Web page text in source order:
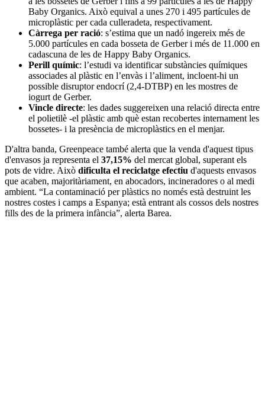
Baby Organics. Això equival a unes 270 i 495 partícules de
microplàstic per cada culleradeta, respectivament.
Càrrega per ració: s’estima que un nadó ingereix més de
5.000 partícules en cada bosseta de Gerber i més de 11.000 en
cadascuna de les de Happy Baby Organics.
Perill químic: l’estudi va identificar substàncies químiques
associades al plàstic en l’envàs i l’aliment, incloent-hi un
possible disruptor endocrí (2,4-DTBP) en les mostres de
iogurt de Gerber.
Vincle directe: les dades suggereixen una relació directa entre
el polietilè -el plàstic amb què estan recobertes internament les
bossetes- i la presència de microplàstics en el menjar.
D'altra banda, Greenpeace també alerta que la venda d'aquest tipus
d'envasos ja representa el 37,15% del mercat global, superant els
pots de vidre. Això dificulta el reciclatge efectiu d'aquests envasos
que acaben, majoritàriament, en abocadors, incineradores o al medi
ambient. “La contaminació per plàstics no només està destruint les
nostres costes i camps a Espanya; està entrant als cossos dels nostres
fills des de la primera infància”, alerta Barea.